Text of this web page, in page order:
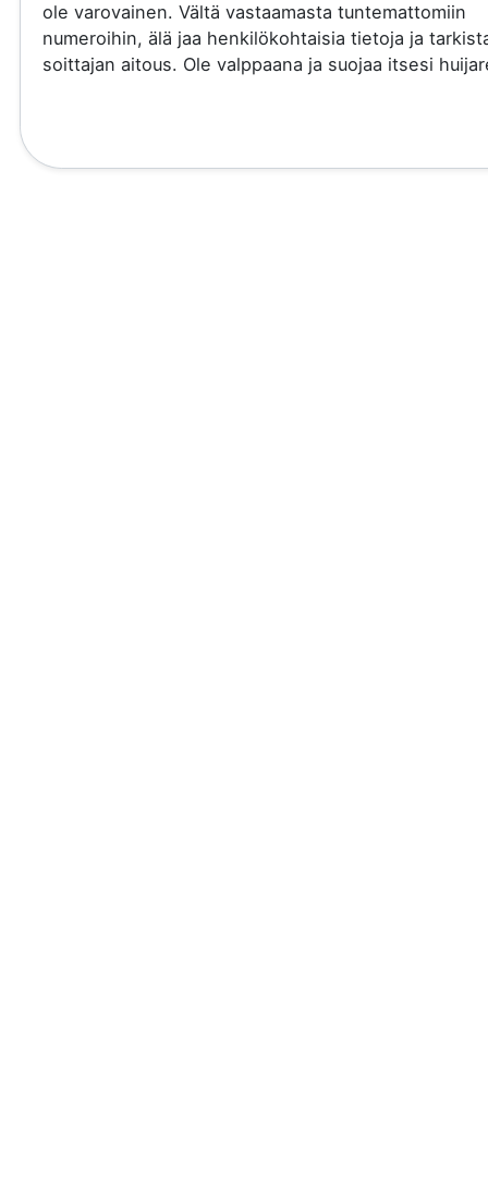
ole varovainen. Vältä vastaamasta tuntemattomiin
numeroihin, älä jaa henkilökohtaisia tietoja ja
soittajan aitous. Ole valppaana ja suojaa itsesi